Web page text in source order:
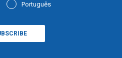
Português